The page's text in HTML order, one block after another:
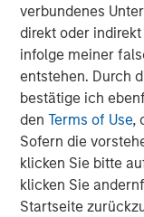
verbundenes
direkt oder
infolge meiner
entstehen. Durch
bestätige ich
denTerms of Use,
Sofern die
klicken Sie bitte
klicken Sie
Startseite
Risk Considerations
There is no
objective or an
conditions. Portfolios
possibility that the
portfolio will decline.
economic and other
terrorism, conflicts
countries,
timing, duration, and
liquidity) of events.